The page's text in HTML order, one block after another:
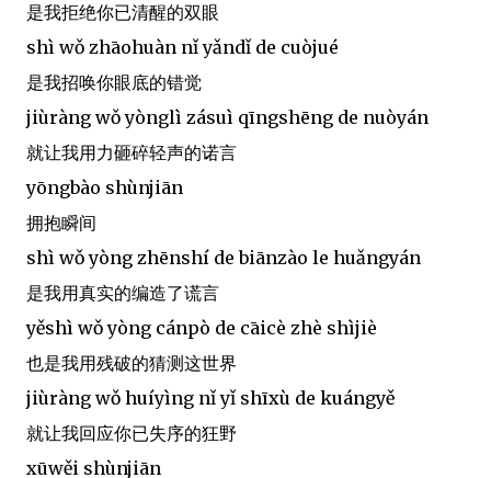
是我拒绝你已清醒的双眼
shì wǒ zhāohuàn nǐ yǎndǐ de cuòjué
是我招唤你眼底的错觉
jiùràng wǒ yònglì zásuì qīngshēng de nuòyán
就让我用力砸碎轻声的诺言
yōngbào shùnjiān
拥抱瞬间
shì wǒ yòng zhēnshí de biānzào le huǎngyán
是我用真实的编造了谎言
yěshì wǒ yòng cánpò de cāicè zhè shìjiè
也是我用残破的猜测这世界
jiùràng wǒ huíyìng nǐ yǐ shīxù de kuángyě
就让我回应你已失序的狂野
xūwěi shùnjiān